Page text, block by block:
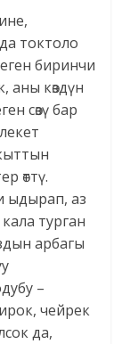
токтоло
биринчи
аны көздүн
сөзү бар
өттү.
ыдырап, аз
турган
арбагы
–
чейрек
да,